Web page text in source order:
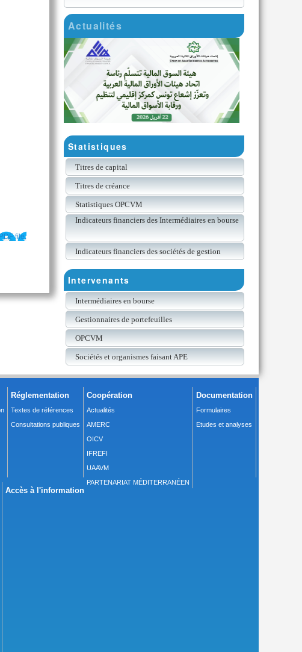
file.
Actualités
Statistiques
Titres de capital
Titres de créance
Statistiques OPCVM
Indicateurs financiers des Intermédiaires en bourse
Indicateurs financiers des sociétés de gestion
Intervenants
Intermédiaires en bourse
Gestionnaires de portefeuilles
OPCVM
Sociétés et organismes faisant APE
Réglementation
Textes de références
Consultations publiques
Coopération
Actualités
AMERC
OICV
IFREFI
UAAVM
PARTENARIAT MÉDITERRANÉEN
Documentation
Formulaires
Etudes et analyses
Accès à l'information